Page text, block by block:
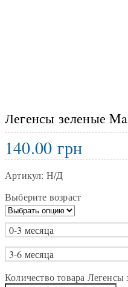
Легенсы зеленые
140.00грн
Артикул: Н/Д
Выберите возраст
0-3 месяца
3-6 месяца
Количество товара Легенсы